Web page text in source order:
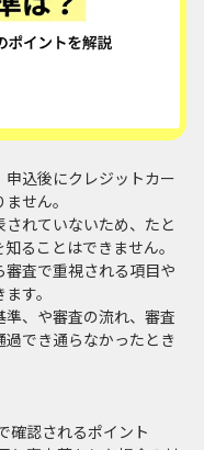
込後にクレジットカー
せん。
れていないため、たと
ることはできません。
査で重視される項目や
す。
、や審査の流れ、審査
でき通らなかったとき
確認されるポイント